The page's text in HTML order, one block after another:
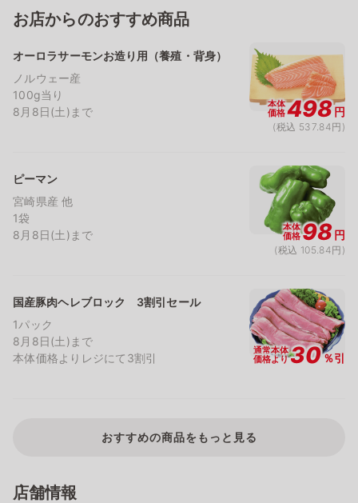
お店からのおすすめ商品
オーロラサーモンお造り用（養殖・背身）
ノルウェー産
100g当り
8月8日(土)まで
本体
価格498円
(税込 537.84円)
ピーマン
宮崎県産 他
1袋
8月8日(土)まで
本体
価格98円
(税込 105.84円)
国産豚肉ヘレブロック 3割引セール
1パック
8月8日(土)まで
本体価格よりレジにて3割引
通常本体
価格より30％引
おすすめの商品をもっと見る
店舗情報